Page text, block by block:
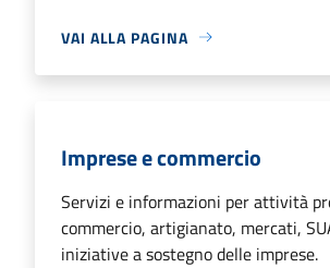
VAI ALLA PAGINA
Imprese e commercio
Servizi e informazioni per attività
commercio, artigianato, mercati,
iniziative a sostegno delle imprese.